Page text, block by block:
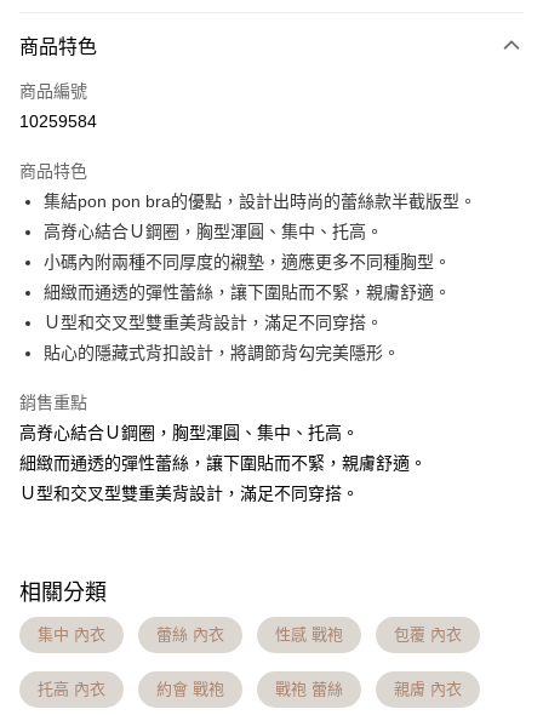
台灣樂天信用卡公司
玉山商業銀行
台灣樂天信用卡公司
相關說明
【大哥付你分期使用說明】
2.付款方式選擇「大哥付你分期」，訂單成立後會自動跳轉到大哥付的交易
流程，驗證手機門號後，選擇欲分期的期數、繳款截止日，確認付款後即完
成交易。
3.實際核准額度、可分期數及費用金額請依後續交易確認頁面所載為準。
4.訂單成立30分鐘內，如未前往確認交易或遇審核未通過，訂單將自動取
法說明評估內容。
【繳款方式說明】
1.分期款項不併入電信帳單，「大哥付你分期」於每月結算日後寄送繳費提
醒簡訊。
帳／街口支付／iPASS MONEY」等通路繳費。
【注意事項】
1.本服務係由「台灣大哥大股份有限公司」（以下簡稱本公司）所提供，讓
用戶於交易時，得透過本服務購買商品或服務，並由商店將買賣／分期付款
由本公司與您本人進行分期帳單所需資料之確認、核對及更正。
3.完整用戶服務條款，請詳閱以下連結：
相關說明
【關於「AFTEE先享後付」】
AFTEE先享後付是「在收到商品之後才付款」的支付方式。 讓您購物簡單
便利好安心！
１．簡單：不需註冊會員、不需綁卡、不需儲值。
２．便利：只要手機號碼，簡訊認證，即可結帳。
３．安心：先確認商品／服務後，再付款。
【「AFTEE先享後付」結帳流程】
結帳頁面，進行簡訊認證並確認金額後，即可完成結帳。
３．收到繳費通知簡訊後14天內，點擊此簡訊中的連結，可透過四大超商／
ATM／網路銀行／等多元方式進行付款，方視為交易完成。
※ 請注意：結帳手續完成當下不需立刻繳費，但若您需要取消訂單，請聯絡
購買商品的店家。未經商家同意取消之訂單仍視為有效，需透過AFTEE先享
客戶支援中心」
【注意事項】
易，需依本服務之必要範圍內提供個人資料，並將交易相關給付款項請求債
權轉讓予恩沛科技股份有限公司。
Hami Point
相關說明
會員帳號後，即可在購物車使用 Hami Point 折抵消費金額 (1點等於1元)。
ATM付款
運送方式
全家貨到付款 約3~5天到貨，實際出貨依照配送狀態為主。※
國定假日將順延
每筆NT$70，滿NT$1,000(含以上)免運費
※國定假日將順延
7-11貨到付款 約3~5天到貨，實際出貨依照配送狀態為主。※
國定假日將順延
商品特色
商品編號
10259584
商品特色
集結pon pon bra的優點，設計出時尚的蕾絲款半截版型。​
高脊心結合Ｕ鋼圈，胸型渾圓、集中、托高。​
小碼內附兩種不同厚度的襯墊，適應更多不同種胸型。​
細緻而通透的彈性蕾絲，讓下圍貼而不緊，親膚舒適。​
Ｕ型和交叉型雙重美背設計，滿足不同穿搭。​
貼心的隱藏式背扣設計，將調節背勾完美隱形。
銷售重點
高脊心結合Ｕ鋼圈，胸型渾圓、集中、托高。​
細緻而通透的彈性蕾絲，讓下圍貼而不緊，親膚舒適。​
Ｕ型和交叉型雙重美背設計，滿足不同穿搭。
相關分類
集中 內衣 蕾絲 內衣 性感 戰袍 包覆 內衣
托高 內衣 約會 戰袍 戰袍 蕾絲 親膚 內衣